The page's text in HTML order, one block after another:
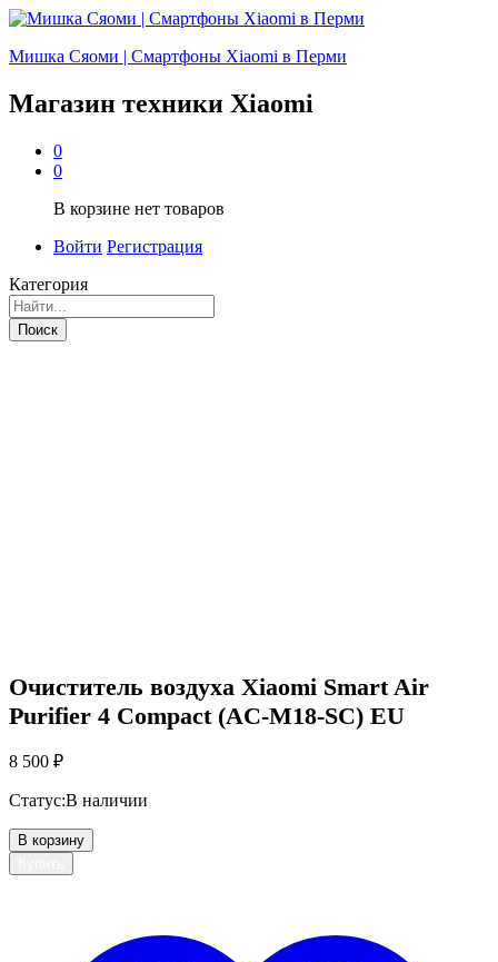
Мишка Сяоми | Смартфоны Xiaomi в Перми
Магазин техники Xiaomi
0
0
В корзине нет товаров
Войти Регистрация
Категория
Поиск
Очиститель воздуха Xiaomi Smart Air
Purifier 4 Compact (AC-M18-SC) EU
8 500 ₽
Статус:В наличии
В корзину